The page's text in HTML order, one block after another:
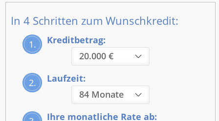
In 4 Schritten zum Wunschkredit:
1. Kreditbetrag:
2. Laufzeit:
Ihre monatliche Rate ab: